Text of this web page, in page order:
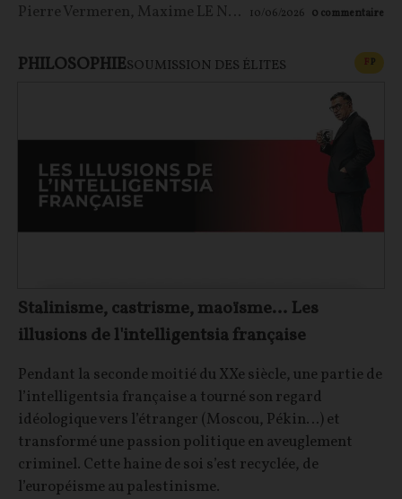
Pierre Vermeren, Maxime LE NAGARD 10/06/2026 0 commentaire
PHILOSOPHIESOUMISSION DES ÉLITES FP
Stalinisme, castrisme, maoïsme… Les
illusions de l'intelligentsia française
Pendant la seconde moitié du XXe siècle, une partie de
l’intelligentsia française a tourné son regard
idéologique vers l’étranger (Moscou, Pékin…) et
transformé une passion politique en aveuglement
criminel. Cette haine de soi s’est recyclée, de
l’européisme au palestinisme.